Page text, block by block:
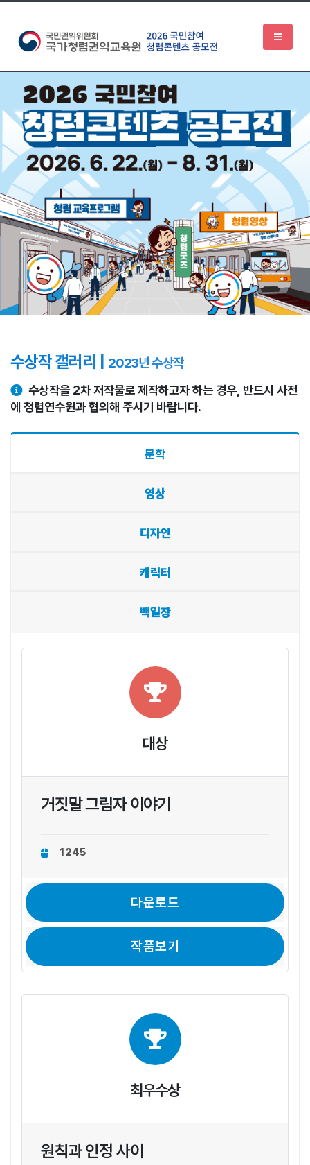
수상작 갤러리 | 2023년 수상작
수상작을 2차 저작물로 제작하고자 하는 경우, 반드시 사전
에 청렴연수원과 협의해 주시기 바랍니다.
문학
영상
디자인
캐릭터
백일장
대상
거짓말 그림자 이야기
1245
다운로드
작품보기
최우수상
원칙과 인정 사이